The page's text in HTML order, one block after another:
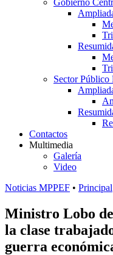
Gobierno
Sector Público
Contactos
Multimedia
Galería
Video
Noticias MPPEF • Principal
Ministro Lobo
la clase
guerra